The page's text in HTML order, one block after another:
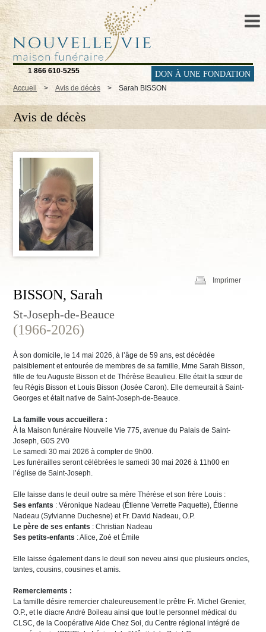
1 866 610-5255 DON À UNE FONDATION
Accueil > Avis de décès > Sarah BISSON
Avis de décès
Imprimer
BISSON, Sarah
St-Joseph-de-Beauce
(1966-2026)
À son domicile, le 14 mai 2026, à l’âge de 59 ans, est décédée
paisiblement et entourée de membres de sa famille, Mme Sarah Bisson,
fille de feu Auguste Bisson et de Thérèse Beaulieu. Elle était la sœur de
feu Régis Bisson et Louis Bisson (Josée Caron). Elle demeurait à Saint-
Georges et était native de Saint-Joseph-de-Beauce.
La famille vous accueillera :
À la Maison funéraire Nouvelle Vie 775, avenue du Palais de Saint-
Joseph, G0S 2V0
Le samedi 30 mai 2026 à compter de 9h00.
Les funérailles seront célébrées le samedi 30 mai 2026 à 11h00 en
l’église de Saint-Joseph.
Elle laisse dans le deuil outre sa mère Thérèse et son frère Louis :
Ses enfants : Véronique Nadeau (Étienne Verrette Paquette), Étienne
Nadeau (Sylvianne Duchesne) et Fr. David Nadeau, O.P.
Le père de ses enfants : Christian Nadeau
Ses petits-enfants : Alice, Zoé et Émile
Elle laisse également dans le deuil son neveu ainsi que plusieurs oncles,
tantes, cousins, cousines et amis.
Remerciements :
La famille désire remercier chaleureusement le prêtre Fr. Michel Grenier,
O.P., et le diacre André Boileau ainsi que tout le personnel médical du
CLSC, de la Coopérative Aide Chez Soi, du Centre régional intégré de